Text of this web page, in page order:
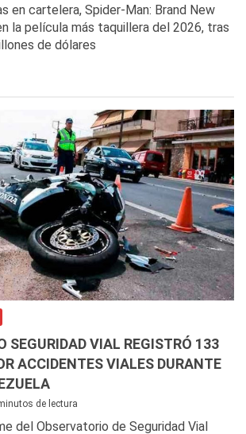
en cartelera, Spider-Man: Brand New
la película más taquillera del 2026, tras
de dólares
SEGURIDAD VIAL REGISTRÓ 133
ACCIDENTES VIALES DURANTE
de lectura
del Observatorio de Seguridad Vial